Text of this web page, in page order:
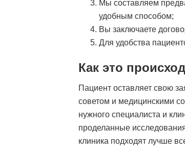
Мы составляем
удобным способом;
Вы заключаете
Для удобства
Как это
Пациент оставляет свою
советом и медицинскими
нужного специалиста и
проделанные
клиника подходят лучше